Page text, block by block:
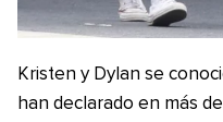
Kristen y Dylan se
han declarado en más